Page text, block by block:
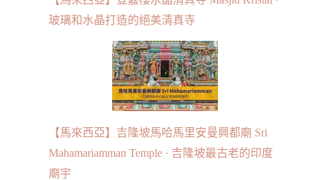
玻璃和水晶打造的絕美清真寺
【馬來西亞】吉隆坡馬哈馬里安曼興都廟 Sri
Mahamariamman Temple · 吉隆坡最古老的印度
廟宇